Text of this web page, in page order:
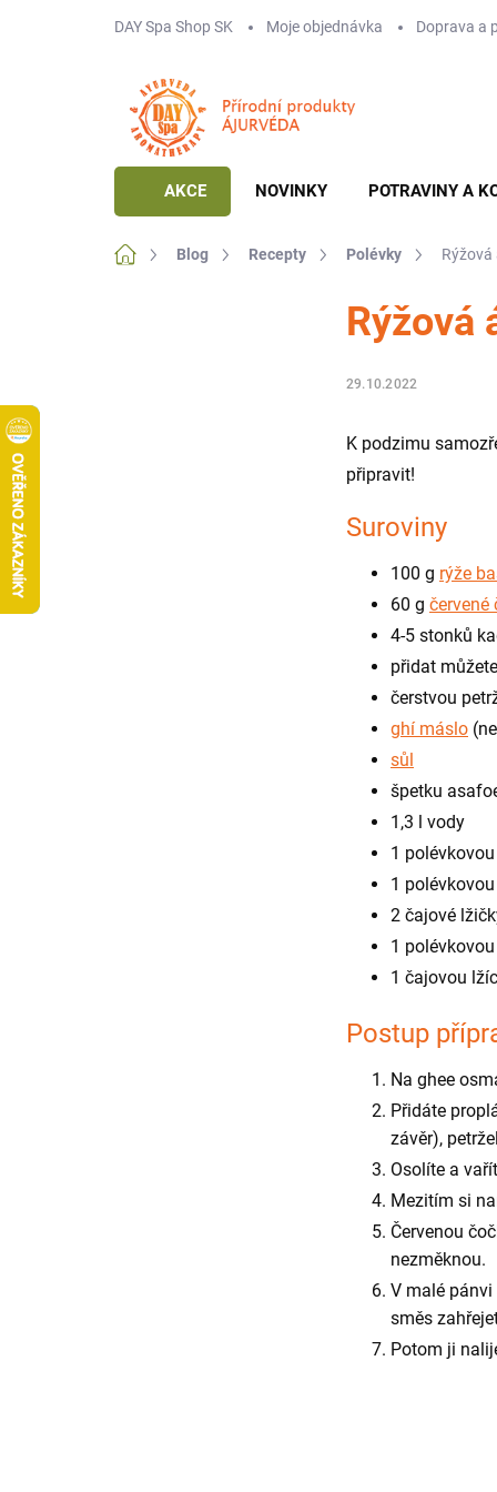
DAY Spa Shop SK Moje objednávka Doprava a
AKCE NOVINKY POTRAVINY A
Domů Blog Recepty Polévky Rýžová
Rýžová
29.10.2022
K podzimu
připravit!
Suroviny
100 g rýže
60 g červené
4-5 stonků
přidat
čerstvou
ghí máslo
sůl
špetku
1,3 l vody
1
1
2 čajové
1
1 čajovou
Postup
Na ghee
Přidáte
závěr),
Osolíte a
Mezitím si
Červenou
nezměknou.
V malé pánvi
směs
Potom ji